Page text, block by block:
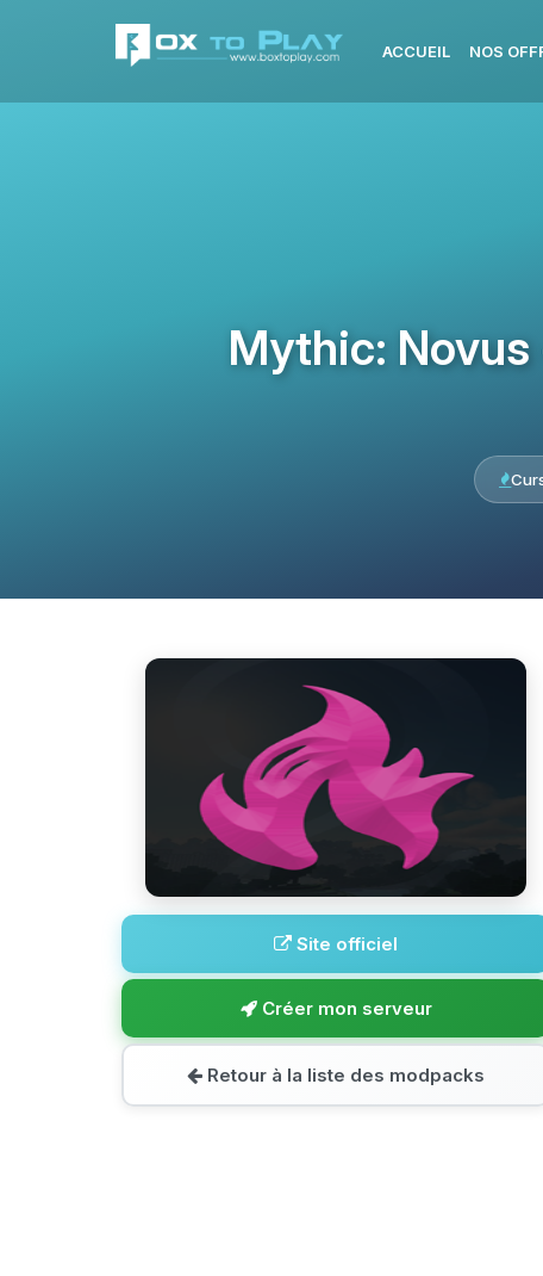
ACCUEIL NOS
Mythic: Novus
Site officiel
Créer mon serveur
Retour à la liste des modpacks